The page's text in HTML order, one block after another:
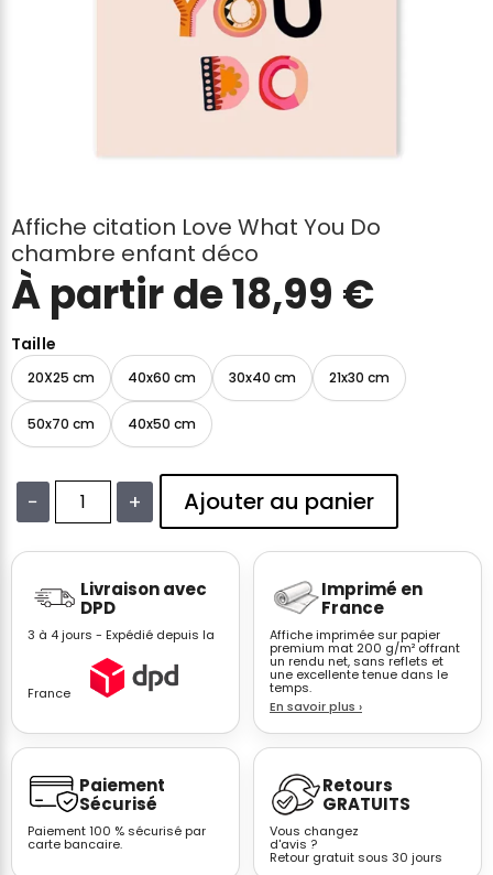
Affiche citation Love What You Do
chambre enfant déco
À partir de18,99 €
Taille
20X25 cm 40x60 cm 30x40 cm 21x30 cm
50x70 cm 40x50 cm
−
Affiche
citation
Love
What
Do
chambre
enfant
déco
+ Ajouter au panier
Livraison avec
DPD
3 à 4 jours - Expédié depuis la
France
Imprimé en
France
Affiche imprimée sur papier
premium mat 200 g/m² offrant
un rendu net, sans reflets et
une excellente tenue dans le
temps.
En savoir plus ›
Paiement
Sécurisé
Paiement 100 % sécurisé par
carte bancaire.
Retours
GRATUITS
Vous changez
d'avis ?
Retour gratuit sous 30 jours